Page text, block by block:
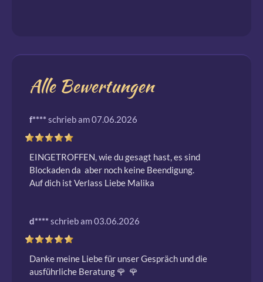
Alle Bewertungen
f****schrieb am 07.06.2026
EINGETROFFEN, wie du gesagt hast, es sind
Blockaden da  aber noch keine Beendigung.
Auf dich ist Verlass Liebe Malika
d****schrieb am 03.06.2026
Danke meine Liebe für unser Gespräch und die
ausführliche Beratung 🌹  🌹